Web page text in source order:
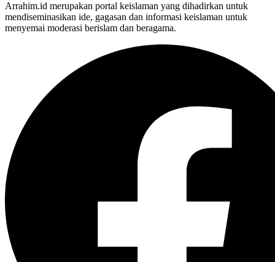
Arrahim.id merupakan portal keislaman yang dihadirkan untuk
mendiseminasikan ide, gagasan dan informasi keislaman untuk
menyemai moderasi berislam dan beragama.